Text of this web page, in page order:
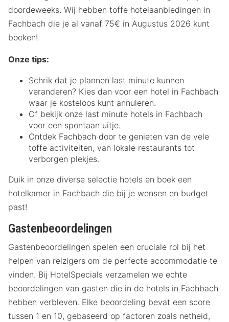
doordeweeks. Wij hebben toffe hotelaanbiedingen in
Fachbach die je al vanaf 75€ in Augustus 2026 kunt
boeken!
Onze tips:
Schrik dat je plannen last minute kunnen
veranderen? Kies dan voor een hotel in Fachbach
waar je kosteloos kunt annuleren.
Of bekijk onze last minute hotels in Fachbach
voor een spontaan uitje.
Ontdek Fachbach door te genieten van de vele
toffe activiteiten, van lokale restaurants tot
verborgen plekjes.
Duik in onze diverse selectie hotels en boek een
hotelkamer in Fachbach die bij je wensen en budget
past!
Gastenbeoordelingen
Gastenbeoordelingen spelen een cruciale rol bij het
helpen van reizigers om de perfecte accommodatie te
vinden. Bij HotelSpecials verzamelen we echte
beoordelingen van gasten die in de hotels in Fachbach
hebben verbleven. Elke beoordeling bevat een score
tussen 1 en 10, gebaseerd op factoren zoals netheid,